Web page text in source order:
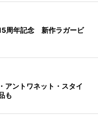
周年記念 新作ラガービ
アントワネット・スタイ
も